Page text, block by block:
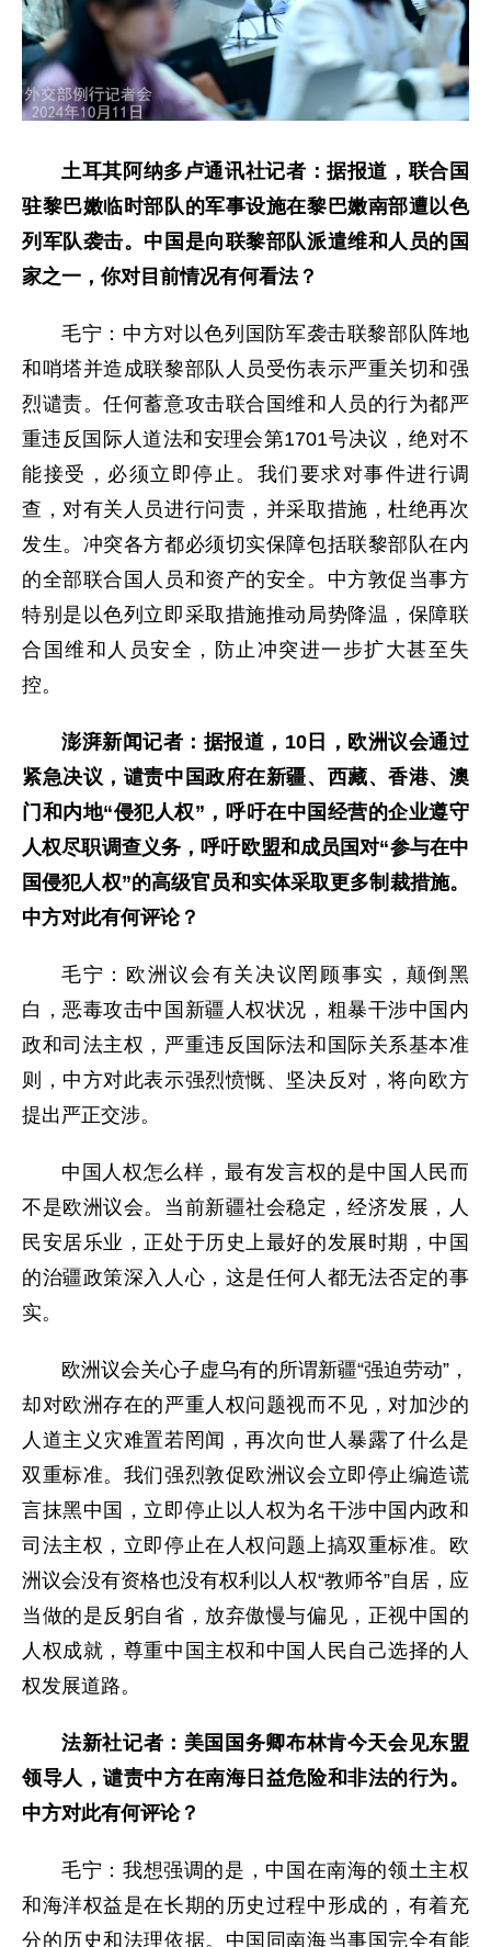
土耳其阿纳多卢通讯社记者：据报道，联合国
驻黎巴嫩临时部队的军事设施在黎巴嫩南部遭以色
列军队袭击。中国是向联黎部队派遣维和人员的国
家之一，你对目前情况有何看法？
毛宁： 中方对以色列国防军袭击联黎部队阵地
和哨塔并造成联黎部队人员受伤表示严重关切和强
烈谴责。任何蓄意攻击联合国维和人员的行为都严
重违反国际人道法和安理会第1701号决议，绝对不
能接受，必须立即停止。我们要求对事件进行调
查，对有关人员进行问责，并采取措施，杜绝再次
发生。冲突各方都必须切实保障包括联黎部队在内
的全部联合国人员和资产的安全。中方敦促当事方
特别是以色列立即采取措施推动局势降温，保障联
合国维和人员安全，防止冲突进一步扩大甚至失
控。
澎湃新闻记者：据报道，10日，欧洲议会通过
紧急决议，谴责中国政府在新疆、西藏、香港、澳
门和内地“侵犯人权”，呼吁在中国经营的企业遵守
人权尽职调查义务，呼吁欧盟和成员国对“参与在中
国侵犯人权”的高级官员和实体采取更多制裁措施。
中方对此有何评论？
毛宁： 欧洲议会有关决议罔顾事实，颠倒黑
白，恶毒攻击中国新疆人权状况，粗暴干涉中国内
政和司法主权，严重违反国际法和国际关系基本准
则，中方对此表示强烈愤慨、坚决反对，将向欧方
提出严正交涉。
中国人权怎么样，最有发言权的是中国人民而
不是欧洲议会。当前新疆社会稳定，经济发展，人
民安居乐业，正处于历史上最好的发展时期，中国
的治疆政策深入人心，这是任何人都无法否定的事
实。
欧洲议会关心子虚乌有的所谓新疆“强迫劳动”，
却对欧洲存在的严重人权问题视而不见，对加沙的
人道主义灾难置若罔闻，再次向世人暴露了什么是
双重标准。我们强烈敦促欧洲议会立即停止编造谎
言抹黑中国，立即停止以人权为名干涉中国内政和
司法主权，立即停止在人权问题上搞双重标准。欧
洲议会没有资格也没有权利以人权“教师爷”自居，应
当做的是反躬自省，放弃傲慢与偏见，正视中国的
人权成就，尊重中国主权和中国人民自己选择的人
权发展道路。
法新社记者：美国国务卿布林肯今天会见东盟
领导人，谴责中方在南海日益危险和非法的行为。
中方对此有何评论？
毛宁： 我想强调的是，中国在南海的领土主权
和海洋权益是在长期的历史过程中形成的，有着充
分的历史和法理依据。中国同南海当事国完全有能